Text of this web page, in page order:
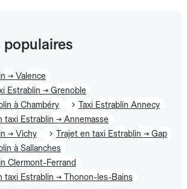
populaires
→ Valence
Estrablin → Grenoble
à Chambéry
Taxi Estrablin Annecy
taxi Estrablin → Annemasse
→ Vichy
Trajet en taxi Estrablin → Gap
à Sallanches
Clermont-Ferrand
taxi Estrablin → Thonon-les-Bains